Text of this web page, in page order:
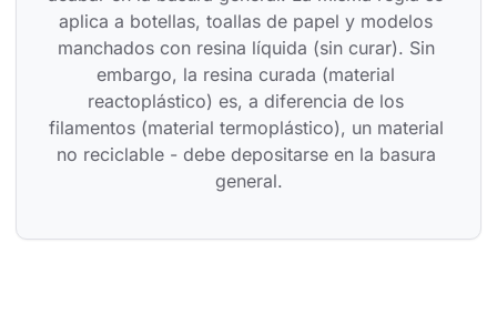
aplica a botellas, toallas de papel y modelos
manchados con resina líquida (sin curar). Sin
embargo, la resina curada (material
reactoplástico) es, a diferencia de los
filamentos (material termoplástico), un material
no reciclable - debe depositarse en la basura
general.